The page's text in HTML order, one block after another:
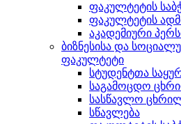
ფაკულტეტის
ფაკულტეტის
აკადემიური
ბიზნესისა და
ფაკულტეტი
სტუდენტთა
საგამოცდო
სასწავლო
სწავლება